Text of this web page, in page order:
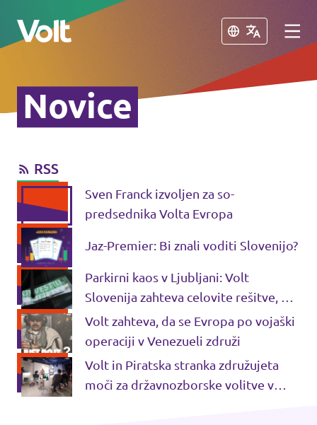
Zapri
Izberi jezik
Volt Slovenija je uradno
ustanovljen kot politična stranka v
Sloveniji!
Zapri
Program
O Voltu
Ljudje
Novice
Dogodki
Novice
RSS
Sven Franck izvoljen za so-
predsednika Volta Evropa
Jaz-Premier: Bi znali voditi Slovenijo?
Parkirni kaos v Ljubljani: Volt
Slovenija zahteva celovite rešitve, ne
le polnjenje proračuna na plečih
občanov
Volt zahteva, da se Evropa po vojaški
operaciji v Venezueli združi
Volt in Piratska stranka združujeta
moči za državnozborske volitve v